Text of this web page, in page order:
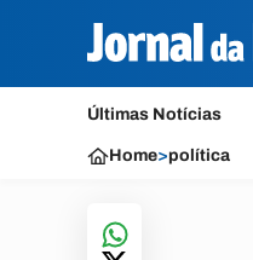
Últimas Notícias
Home>política